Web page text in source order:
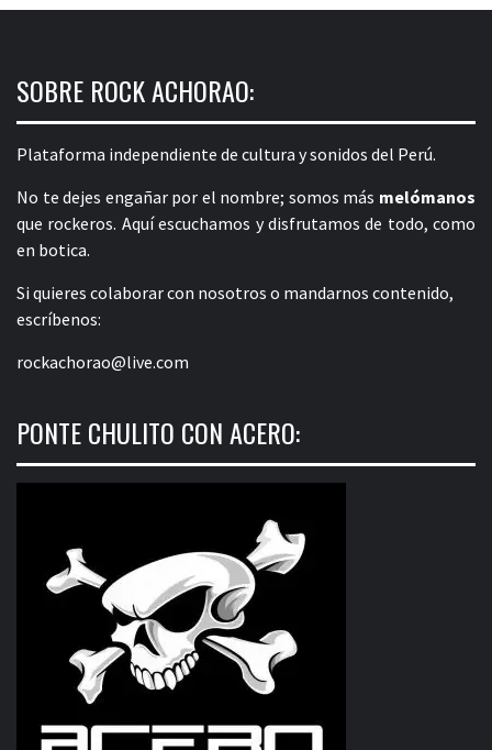
SOBRE ROCK ACHORAO:
Plataforma independiente de cultura y sonidos del Perú.
No te dejes engañar por el nombre; somos más melómanos
que rockeros. Aquí escuchamos y disfrutamos de todo, como
en botica.
Si quieres colaborar con nosotros o mandarnos contenido,
escríbenos:
rockachorao@live.com
PONTE CHULITO CON ACERO: